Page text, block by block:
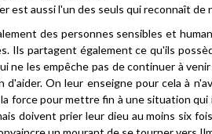
est aussi l'un des seuls qui reconnaît de
des personnes sensibles et
Ils partagent également ce qu'ils
ne les empêche pas de continuer à
On leur enseigne pour cela à
force pour mettre fin à une situation
doivent prier leur dieu au moins six